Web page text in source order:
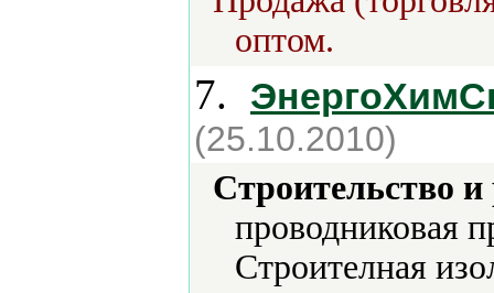
оптом.
7.
(25.10.2010)
Строительство
проводниковая
Строителная